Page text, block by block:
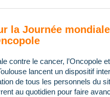
la Journée
contre le cancer, l’Oncopole
lancent un dispositif
de tous les personnels du
au quotidien pour faire